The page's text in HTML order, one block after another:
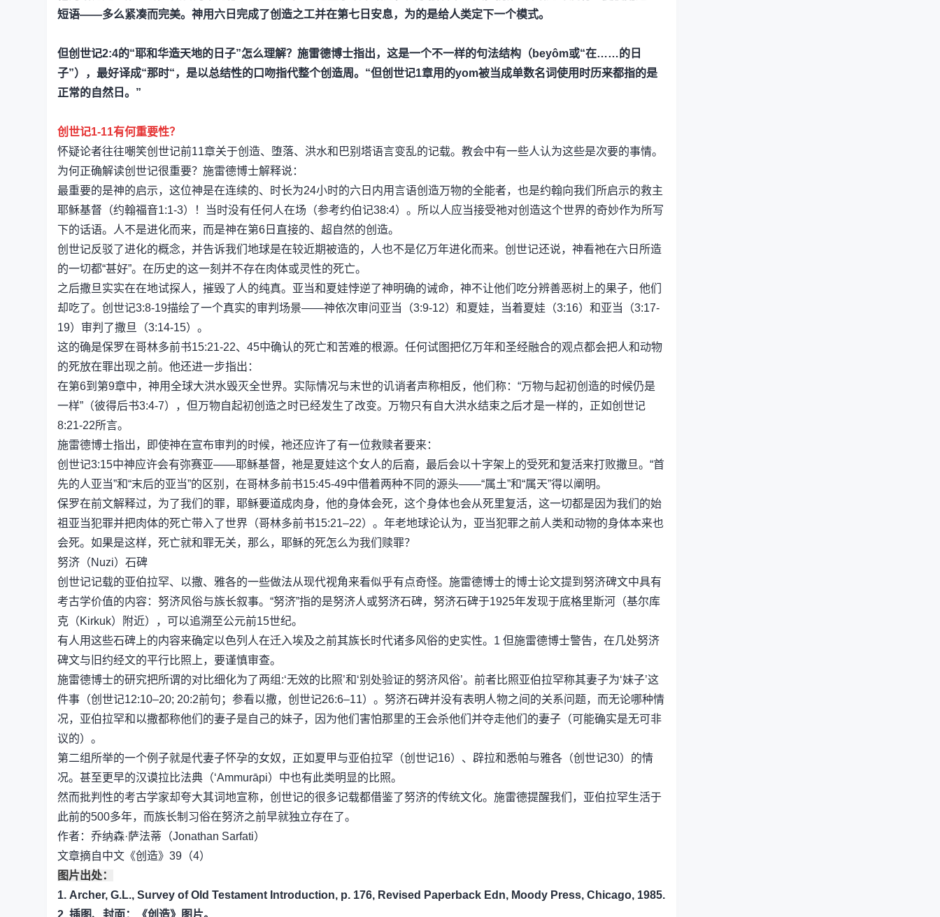
短语——多么紧凑而完美。神用六日完成了创造之工并在第七日安息，为的是给人类定下一个模式。
但创世记2:4的“耶和华造天地的日子”怎么理解？施雷德博士指出，这是一个不一样的句法结构（beyôm或“在……的日
子”），最好译成“那时“，是以总结性的口吻指代整个创造周。“但创世记1章用的yom被当成单数名词使用时历来都指的是
正常的自然日。”
创世记1-11有何重要性？
怀疑论者往往嘲笑创世记前11章关于创造、堕落、洪水和巴别塔语言变乱的记载。教会中有一些人认为这些是次要的事情。
为何正确解读创世记很重要？施雷德博士解释说：
最重要的是神的启示，这位神是在连续的、时长为24小时的六日内用言语创造万物的全能者，也是约翰向我们所启示的救主
耶稣基督（约翰福音1:1-3）！当时没有任何人在场（参考约伯记38:4）。所以人应当接受祂对创造这个世界的奇妙作为所写
下的话语。人不是进化而来，而是神在第6日直接的、超自然的创造。
创世记反驳了进化的概念，并告诉我们地球是在较近期被造的，人也不是亿万年进化而来。创世记还说，神看祂在六日所造
的一切都“甚好”。在历史的这一刻并不存在肉体或灵性的死亡。
之后撒旦实实在在地试探人，摧毁了人的纯真。亚当和夏娃悖逆了神明确的诫命，神不让他们吃分辨善恶树上的果子，他们
却吃了。创世记3:8-19描绘了一个真实的审判场景——神依次审问亚当（3:9-12）和夏娃，当着夏娃（3:16）和亚当（3:17-
19）审判了撒旦（3:14-15）。
这的确是保罗在哥林多前书15:21-22、45中确认的死亡和苦难的根源。任何试图把亿万年和圣经融合的观点都会把人和动物
的死放在罪出现之前。他还进一步指出：
在第6到第9章中，神用全球大洪水毁灭全世界。实际情况与末世的讥诮者声称相反，他们称：“万物与起初创造的时候仍是
一样”（彼得后书3:4-7），但万物自起初创造之时已经发生了改变。万物只有自大洪水结束之后才是一样的，正如创世记
8:21-22所言。
施雷德博士指出，即使神在宣布审判的时候，祂还应许了有一位救赎者要来：
创世记3:15中神应许会有弥赛亚——耶稣基督，祂是夏娃这个女人的后裔，最后会以十字架上的受死和复活来打败撒旦。“首
先的人亚当”和“末后的亚当”的区别，在哥林多前书15:45-49中借着两种不同的源头——“属土”和“属天”得以阐明。
保罗在前文解释过，为了我们的罪，耶稣要道成肉身，他的身体会死，这个身体也会从死里复活，这一切都是因为我们的始
祖亚当犯罪并把肉体的死亡带入了世界（哥林多前书15:21–22）。年老地球论认为，亚当犯罪之前人类和动物的身体本来也
会死。如果是这样，死亡就和罪无关，那么，耶稣的死怎么为我们赎罪？
努济（Nuzi）石碑
创世记记载的亚伯拉罕、以撒、雅各的一些做法从现代视角来看似乎有点奇怪。施雷德博士的博士论文提到努济碑文中具有
考古学价值的内容：努济风俗与族长叙事。“努济”指的是努济人或努济石碑，努济石碑于1925年发现于底格里斯河（基尔库
克（Kirkuk）附近），可以追溯至公元前15世纪。
有人用这些石碑上的内容来确定以色列人在迁入埃及之前其族长时代诸多风俗的史实性。1 但施雷德博士警告，在几处努济
碑文与旧约经文的平行比照上，要谨慎审查。
施雷德博士的研究把所谓的对比细化为了两组:‘无效的比照’和‘别处验证的努济风俗’。前者比照亚伯拉罕称其妻子为‘妹子’这
件事（创世记12:10–20; 20:2前句；参看以撒，创世记26:6–11）。努济石碑并没有表明人物之间的关系问题，而无论哪种情
况，亚伯拉罕和以撒都称他们的妻子是自己的妹子，因为他们害怕那里的王会杀他们并夺走他们的妻子（可能确实是无可非
议的）。
第二组所举的一个例子就是代妻子怀孕的女奴，正如夏甲与亚伯拉罕（创世记16）、辟拉和悉帕与雅各（创世记30）的情
况。甚至更早的汉谟拉比法典（ʻAmmurāpi）中也有此类明显的比照。
然而批判性的考古学家却夸大其词地宣称，创世记的很多记载都借鉴了努济的传统文化。施雷德提醒我们，亚伯拉罕生活于
此前的500多年，而族长制习俗在努济之前早就独立存在了。
作者：乔纳森·萨法蒂（Jonathan Sarfati）
文章摘自中文《创造》39（4）
图片出处：
1. Archer, G.L., Survey of Old Testament Introduction, p. 176, Revised Paperback Edn, Moody Press, Chicago, 1985.
2. 插图、封面：《创造》图片。